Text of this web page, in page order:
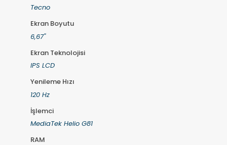
Tecno
Ekran Boyutu
6,67''
Ekran Teknolojisi
IPS LCD
Yenileme Hızı
120 Hz
İşlemci
MediaTek Helio G81
RAM